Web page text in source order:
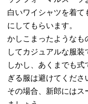
白いワイシャツを着
にしてもらいます。
かしこまったようなも
してカジュアルな服装
しかし、あくまでも
ぎる服は避けてくださ
その場合、新郎にはス